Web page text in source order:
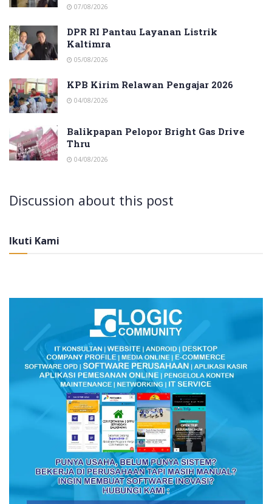
07/08/2026
DPR RI Pantau Layanan Listrik
Kaltimra
05/08/2026
KPB Kirim Relawan Pengajar 2026
04/08/2026
Balikpapan Pelopor Bright Gas Drive
Thru
04/08/2026
Discussion about this post
Ikuti Kami